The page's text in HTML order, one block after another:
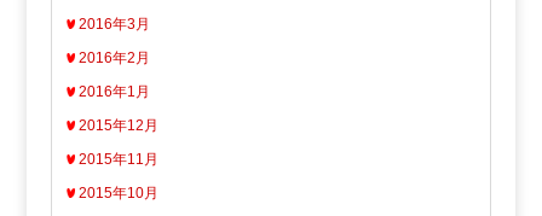
2016年3月
2016年2月
2016年1月
2015年12月
2015年11月
2015年10月